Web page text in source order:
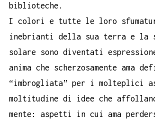
biblioteche.
I colori e tutte le loro
inebrianti della sua terra e la
solare sono diventati
anima che scherzosamente ama
“imbrogliata” per i molteplici
moltitudine di idee che
mente: aspetti in cui ama